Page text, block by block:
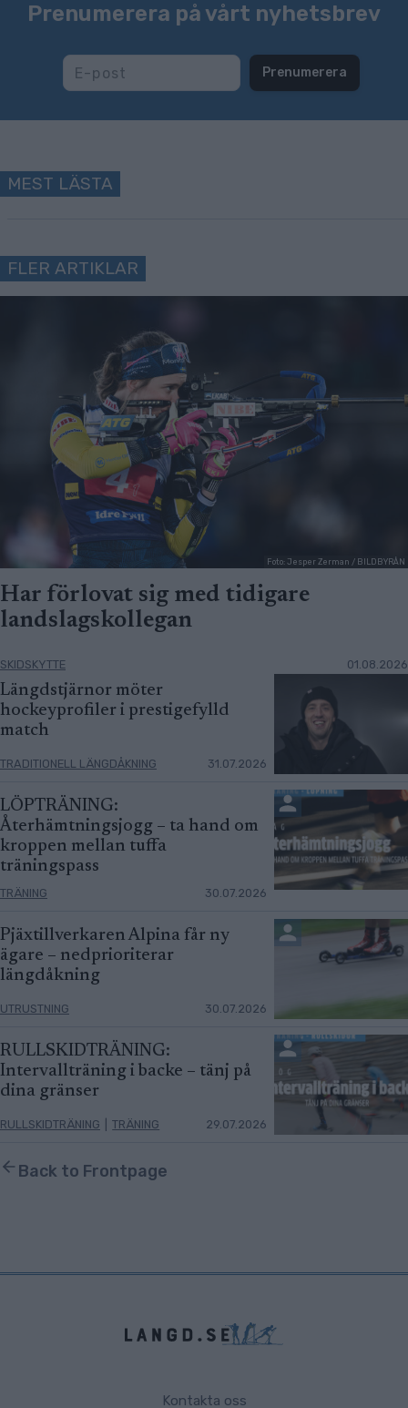
Prenumerera på vårt nyhetsbrev
Prenumerera
MEST LÄSTA
FLER ARTIKLAR
Foto: Jesper Zerman / BILDBYRÅN
Har förlovat sig med tidigare
landslagskollegan
SKIDSKYTTE 01.08.2026
Längdstjärnor möter
hockeyprofiler i prestigefylld
match
TRADITIONELL LÄNGDÅKNING 31.07.2026
LÖPTRÄNING:
Återhämtningsjogg – ta hand om
kroppen mellan tuffa
träningspass
TRÄNING 30.07.2026
Pjäxtillverkaren Alpina får ny
ägare – nedprioriterar
längdåkning
UTRUSTNING 30.07.2026
RULLSKIDTRÄNING:
Intervallträning i backe – tänj på
dina gränser
RULLSKIDTRÄNING TRÄNING 29.07.2026
Back to Frontpage
Kontakta oss